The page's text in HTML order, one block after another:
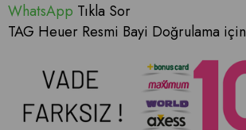
WhatsApp Tıkla Sor
TAG Heuer Resmi Bayi Doğrulama için